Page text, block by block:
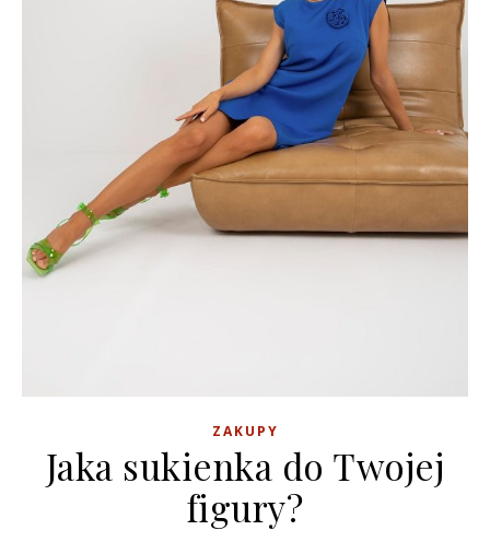
ZAKUPY
Jaka sukienka do Twojej
figury?